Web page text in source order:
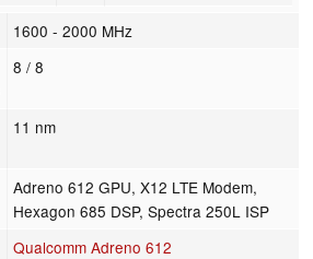
1600 - 2000 MHz
8 / 8
11 nm
Adreno 612 GPU, X12 LTE Modem,
Hexagon 685 DSP, Spectra 250L ISP
Qualcomm Adreno 612